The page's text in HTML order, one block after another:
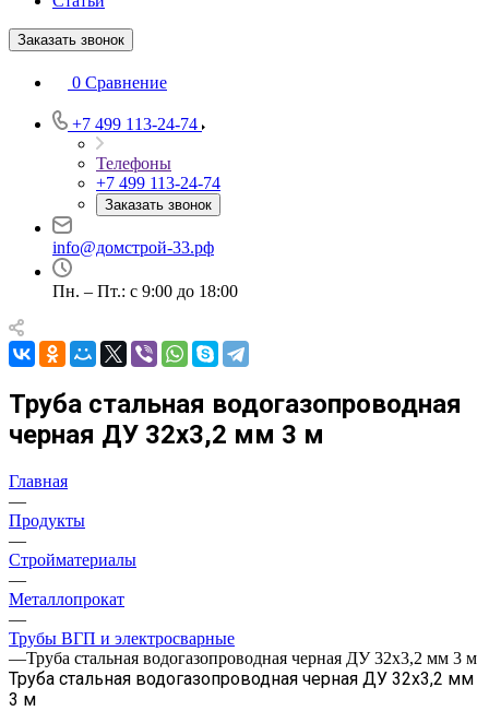
Заказать звонок
0 Сравнение
+7 499 113-24-74
Телефоны
+7 499 113-24-74
Заказать звонок
info@домстрой-33.рф
Пн. – Пт.: с 9:00 до 18:00
Труба стальная водогазопроводная
черная ДУ 32х3,2 мм 3 м
Главная
—
Продукты
—
Стройматериалы
—
Металлопрокат
—
Трубы ВГП и электросварные
—Труба стальная водогазопроводная черная ДУ 32х3,2 мм 3 м
Труба стальная водогазопроводная черная ДУ 32х3,2 мм
3 м